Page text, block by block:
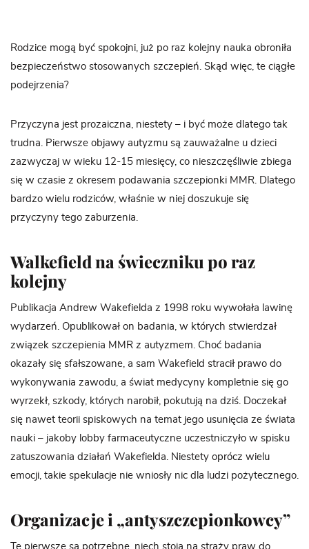
Rodzice mogą być spokojni, już po raz kolejny nauka obroniła
bezpieczeństwo stosowanych szczepień. Skąd więc, te ciągłe
podejrzenia?
Przyczyna jest prozaiczna, niestety – i być może dlatego tak
trudna. Pierwsze objawy autyzmu są zauważalne u dzieci
zazwyczaj w wieku 12-15 miesięcy, co nieszczęśliwie zbiega
się w czasie z okresem podawania szczepionki MMR. Dlatego
bardzo wielu rodziców, właśnie w niej doszukuje się
przyczyny tego zaburzenia.
Walkefield na świeczniku po raz
kolejny
Publikacja Andrew Wakefielda z 1998 roku wywołała lawinę
wydarzeń. Opublikował on badania, w których stwierdzał
związek szczepienia MMR z autyzmem. Choć badania
okazały się sfałszowane, a sam Wakefield stracił prawo do
wykonywania zawodu, a świat medycyny kompletnie się go
wyrzekł, szkody, których narobił, pokutują na dziś. Doczekał
się nawet teorii spiskowych na temat jego usunięcia ze świata
nauki – jakoby lobby farmaceutyczne uczestniczyło w spisku
zatuszowania działań Wakefielda. Niestety oprócz wielu
emocji, takie spekulacje nie wniosły nic dla ludzi pożytecznego.
Organizacje i „antyszczepionkowcy”
Te pierwsze są potrzebne, niech stoją na straży praw do